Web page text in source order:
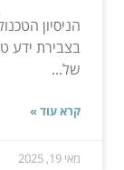
הניסיון
בצבירת ידע
של...
קרא עוד »
מאי 19, 2025